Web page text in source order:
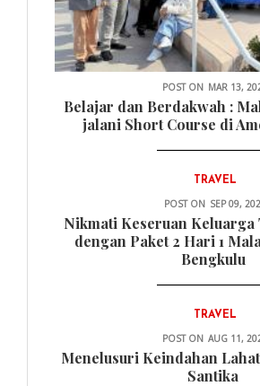
POST ON MAR 13,
Belajar dan Berdakwah :
jalani Short Course di
TRAVEL
POST ON SEP 09,
Nikmati Keseruan Keluarga
dengan Paket 2 Hari 1
Bengkulu
TRAVEL
POST ON AUG 11,
Menelusuri Keindahan
Santika